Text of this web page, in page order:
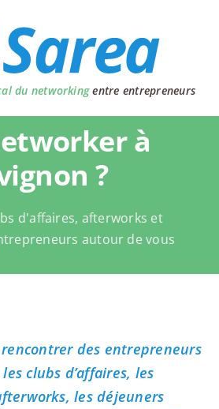
du networkingentre entrepreneurs
à
?
d'affaires, afterworks et
autour de vous
rencontrer des entrepreneurs
clubs d’affaires, les
les déjeuners